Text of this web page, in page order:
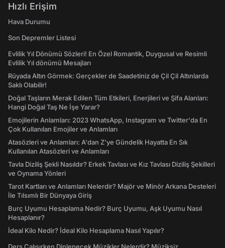
Hızlı Erişim
Hava Durumu
Son Depremler Listesi
Evlilik Yıl Dönümü Sözleri! En Özel Romantik, Duygusal ve Resimli
Evlilik Yıl dönümü Mesajları
Rüyada Altın Görmek: Gerçekler de Saadetiniz de Çil Çil Altınlarda
Saklı Olabilir!
Doğal Taşların Merak Edilen Tüm Etkileri, Enerjileri ve Şifa Alanları:
Hangi Doğal Taş Ne İşe Yarar?
Emojilerin Anlamları: 2023 WhatsApp, Instagram ve Twitter'da En
Çok Kullanılan Emojiler ve Anlamları
Atasözleri ve Anlamları: A'dan Z'ye Gündelik Hayatta En Sık
Kullanılan Atasözleri ve Anlamları
Tavla Diziliş Şekli Nasıldır? Erkek Tavlası ve Kız Tavlası Diziliş Şekilleri
ve Oynama Yönleri
Tarot Kartları ve Anlamları Nelerdir? Majör ve Minör Arkana Desteleri
İle Tılsımlı Bir Dünyaya Giriş
Burç Uyumu Hesaplama Nedir? Burç Uyumu, Aşk Uyumu Nasıl
Hesaplanır?
İdeal Kilo Nedir? İdeal Kilo Hesaplama Nasıl Yapılır?